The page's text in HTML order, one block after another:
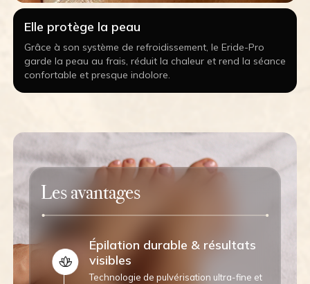
Elle protège la peau
Grâce à son système de refroidissement, le Eride-Pro
garde la peau au frais, réduit la chaleur et rend la séance
confortable et presque indolore.
Les avantages
Épilation durable & résultats
visibles
Technologie de pulvérisation ultra-fine et